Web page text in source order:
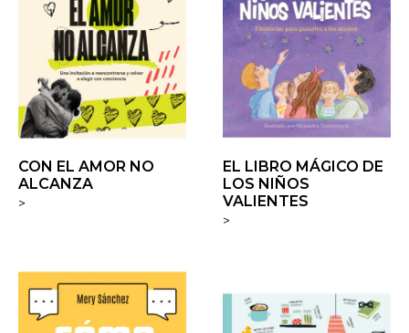
CON EL AMOR NO
ALCANZA
>
EL LIBRO MÁGICO DE
LOS NIÑOS
VALIENTES
>